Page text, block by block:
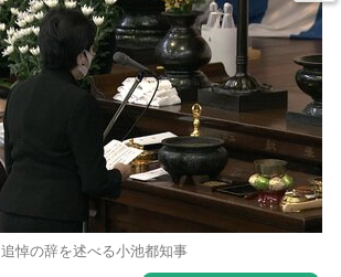
追悼の辞を述べる小池都知事